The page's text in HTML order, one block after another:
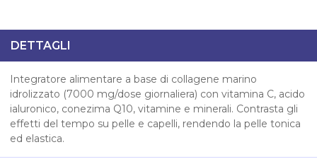
DETTAGLI
Integratore alimentare a base di collagene marino
idrolizzato (7000 mg/dose giornaliera) con vitamina C, acido
ialuronico, conezima Q10, vitamine e minerali. Contrasta gli
effetti del tempo su pelle e capelli, rendendo la pelle tonica
ed elastica.